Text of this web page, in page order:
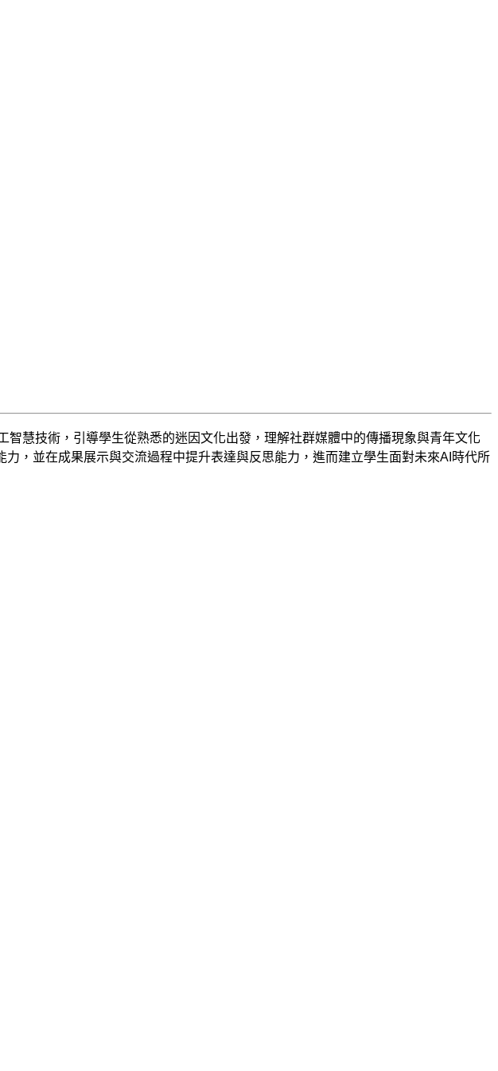
慧技術，引導學生從熟悉的迷因文化出發，理解社群媒體中的傳播現象與青年文化
，並在成果展示與交流過程中提升表達與反思能力，進而建立學生面對未來AI 時代所